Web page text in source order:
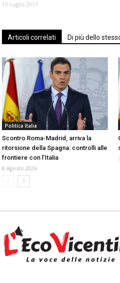
15 Luglio 2017
Articoli correlati Di più dello
Politica Italia
Scontro Roma-Madrid, arriva la
ritorsione della Spagna: controlli alle
frontiere con l’Italia
8 Agosto 2026